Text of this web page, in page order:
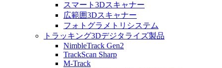
スマート3Dスキャナー
広範囲3Dスキャナー
フォトグラメトリシステム
トラッキング3Dデジタライズ製品
NimbleTrack Gen2
TrackScan Sharp
M-Track